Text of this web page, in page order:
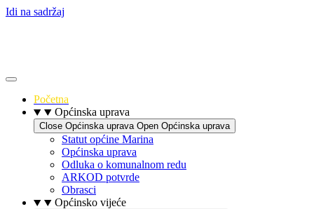
Idi na sadržaj
Početna
Općinska uprava
Close Općinska uprava Open Općinska uprava
Statut općine Marina
Općinska uprava
Odluka o komunalnom redu
ARKOD potvrde
Obrasci
Općinsko vijeće